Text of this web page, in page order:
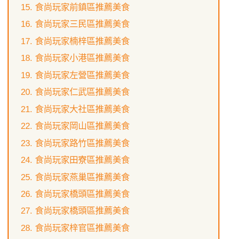
食尚玩家前鎮區推薦美食
食尚玩家三民區推薦美食
食尚玩家楠梓區推薦美食
食尚玩家小港區推薦美食
食尚玩家左營區推薦美食
食尚玩家仁武區推薦美食
食尚玩家大社區推薦美食
食尚玩家岡山區推薦美食
食尚玩家路竹區推薦美食
食尚玩家田寮區推薦美食
食尚玩家燕巢區推薦美食
食尚玩家橋頭區推薦美食
食尚玩家橋頭區推薦美食
食尚玩家梓官區推薦美食